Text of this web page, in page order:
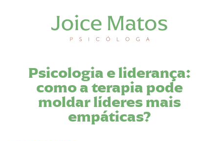
Psicologia e liderança:
como a terapia pode
moldar líderes mais
empáticas?